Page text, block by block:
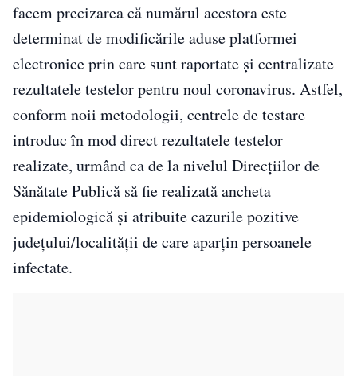
facem precizarea că numărul acestora este
determinat de modificările aduse platformei
electronice prin care sunt raportate și centralizate
rezultatele testelor pentru noul coronavirus. Astfel,
conform noii metodologii, centrele de testare
introduc în mod direct rezultatele testelor
realizate, urmând ca de la nivelul Direcțiilor de
Sănătate Publică să fie realizată ancheta
epidemiologică și atribuite cazurile pozitive
județului/localității de care aparțin persoanele
infectate.